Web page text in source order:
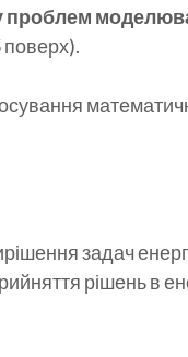
проблем
поверх).
задач
рішень в